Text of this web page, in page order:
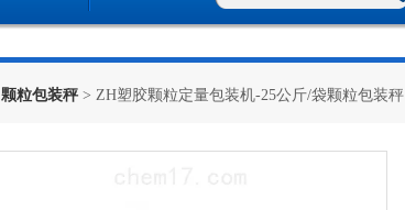
颗粒包装秤 > ZH塑胶颗粒定量包装机-25公斤/袋颗粒包装秤